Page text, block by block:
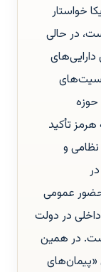
خواستار
در حالی
دارایی‌های
تأکید
و
عمومی
در دولت
است. در همین
«پیمان‌های